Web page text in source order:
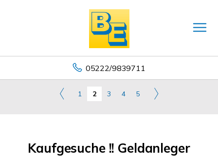
05222/9839711
1 2 3 4 5
Kaufgesuche !! Geldanleger